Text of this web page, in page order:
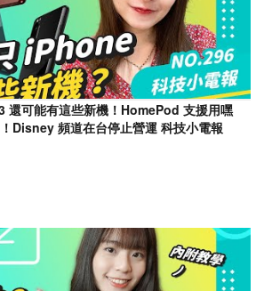
還可能有這些新機！HomePod 支援用嘿
Disney 頻道在台停止營運 科技小電報